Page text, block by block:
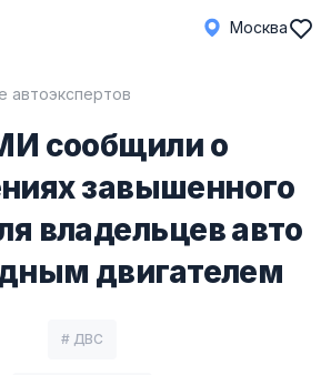
Москва
автоэкспертов
сообщили о
завышенного
владельцев авто
двигателем
# ДВС